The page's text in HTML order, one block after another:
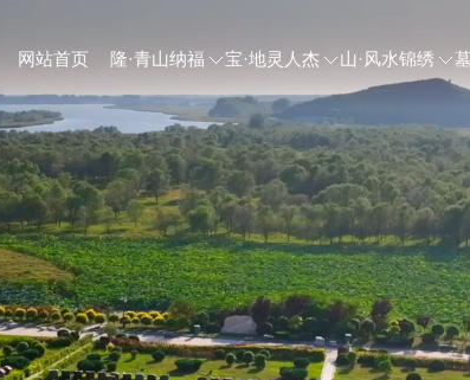
网站首页 隆·青山纳福 宝·地灵人杰 山·风水锦绣